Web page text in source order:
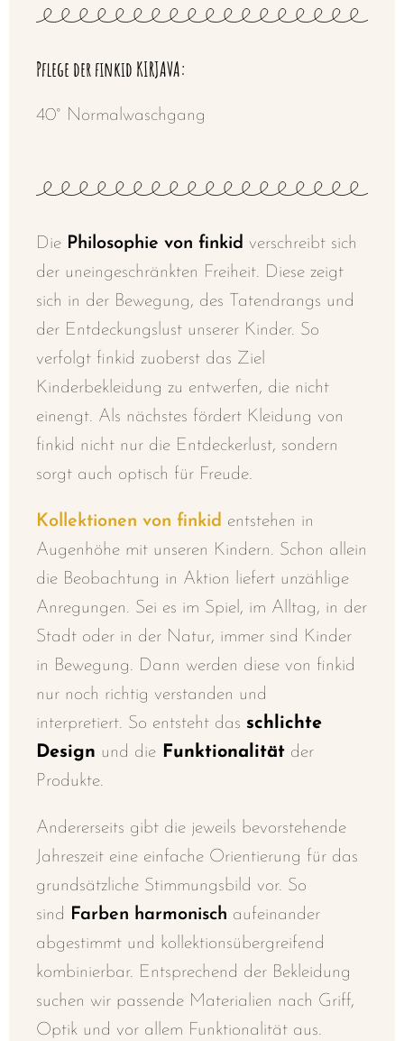
Pflege der finkid KIRJAVA:
40° Normalwaschgang
Die Philosophie von finkid verschreibt sich
der uneingeschränkten Freiheit. Diese zeigt
sich in der Bewegung, des Tatendrangs und
der Entdeckungslust unserer Kinder. So
verfolgt finkid zuoberst das Ziel
Kinderbekleidung zu entwerfen, die nicht
einengt. Als nächstes fördert Kleidung von
finkid nicht nur die Entdeckerlust, sondern
sorgt auch optisch für Freude.
Kollektionen von finkid entstehen in
Augenhöhe mit unseren Kindern. Schon allein
die Beobachtung in Aktion liefert unzählige
Anregungen. Sei es im Spiel, im Alltag, in der
Stadt oder in der Natur, immer sind Kinder
in Bewegung. Dann werden diese von finkid
nur noch richtig verstanden und
interpretiert. So entsteht das schlichte
Design und die Funktionalität der
Produkte.
Andererseits gibt die jeweils bevorstehende
Jahreszeit eine einfache Orientierung für das
grundsätzliche Stimmungsbild vor. So
sind Farben harmonisch aufeinander
abgestimmt und kollektionsübergreifend
kombinierbar. Entsprechend der Bekleidung
suchen wir passende Materialien nach Griff,
Optik und vor allem Funktionalität aus.